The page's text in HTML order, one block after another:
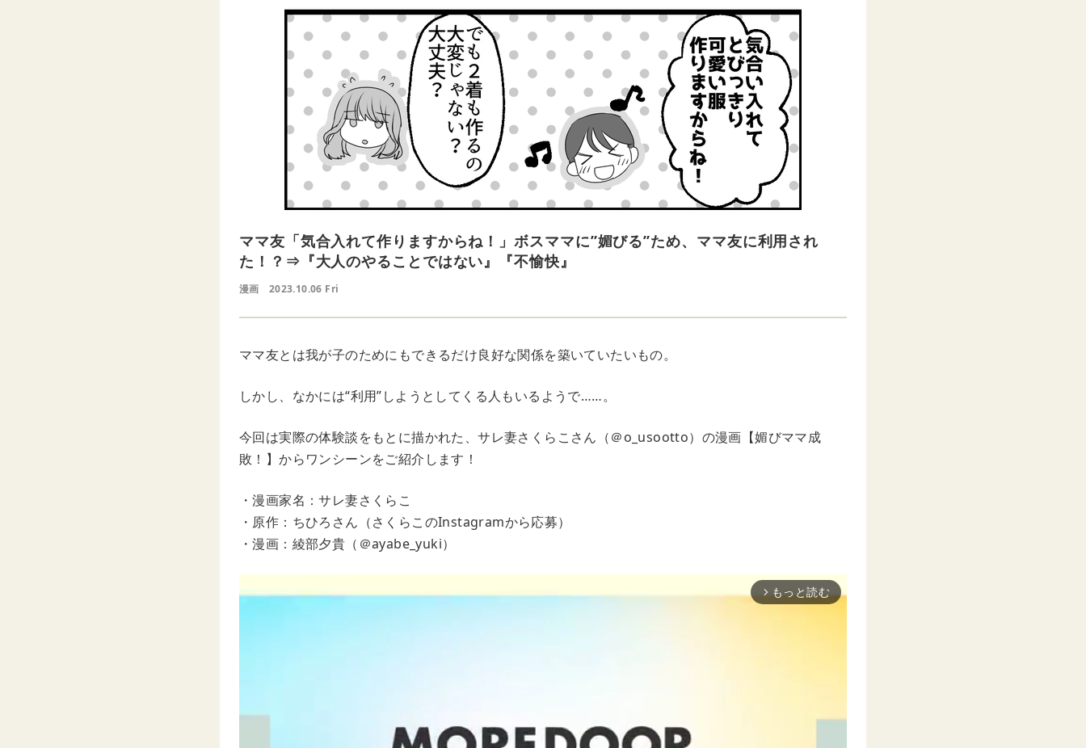
ママ友「気合入れて作りますからね！」ボスママに”媚びる”ため、ママ友に利用され
た！？⇒『大人のやることではない』『不愉快』
漫画 2023.10.06 Fri
ママ友とは我が子のためにもできるだけ良好な関係を築いていたいもの。
しかし、なかには“利用”しようとしてくる人もいるようで……。
今回は実際の体験談をもとに描かれた、サレ妻さくらこさん（＠o_usootto）の漫画【媚びママ成
敗！】からワンシーンをご紹介します！
・漫画家名：サレ妻さくらこ
・原作：ちひろさん（さくらこのInstagramから応募）
・漫画：綾部夕貴（＠ayabe_yuki）
arrow_forward_ios もっと読む